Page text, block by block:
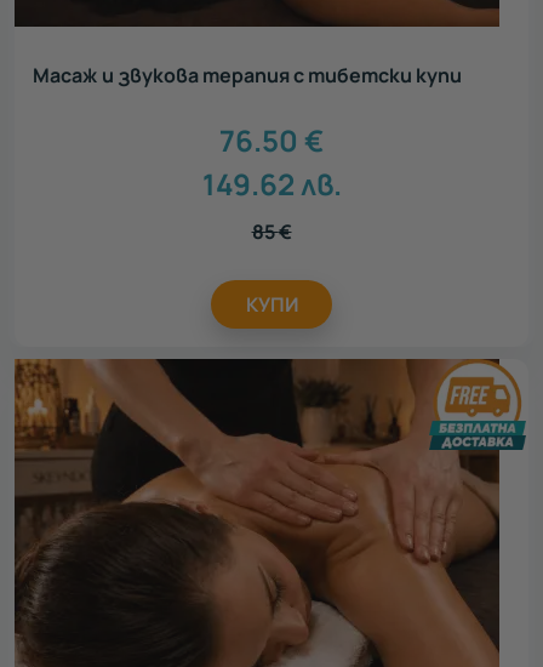
Масаж и звукова терапия с тибетски купи
76.50 €
149.62лв.
85€
КУПИ